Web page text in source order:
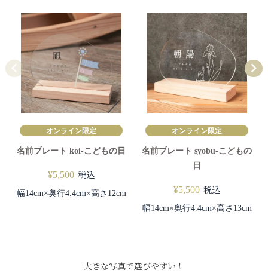
オンライン限定
名前プレート koi-こどもの日
¥5,500 税込
幅14cm×奥行4.4cm×高さ12cm
オンライン限定
名前プレート syobu-こどもの
日
¥5,500 税込
幅14cm×奥行4.4cm×高さ13cm
大きな写真で選びやすい！